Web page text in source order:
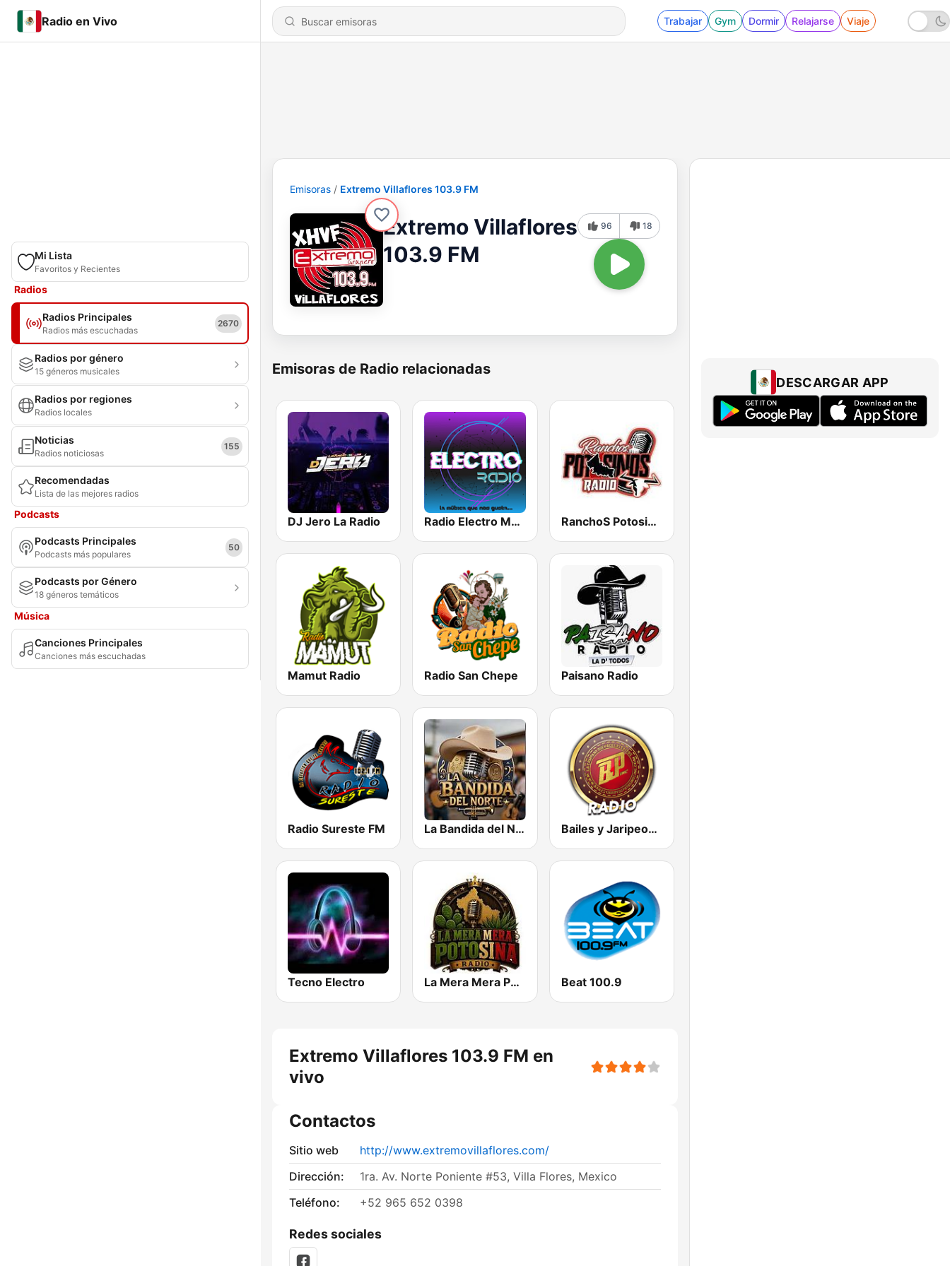
Radio en Vivo Trabajar Gym Dormir Relajarse Viaje
Mi Lista
Favoritos y Recientes
Radios
Radios Principales
Radios más escuchadas
2670
Radios por género
15 géneros musicales
Radios por regiones
Radios locales
Noticias
Radios noticiosas
155
Recomendadas
Lista de las mejores radios
Podcasts
Podcasts Principales
Podcasts más populares
50
Podcasts por Género
18 géneros temáticos
Música
Canciones Principales
Canciones más escuchadas
Emisoras Extremo Villaflores 103.9 FM
Extremo Villaflores
103.9 FM
96 18
Emisoras de Radio relacionadas
DJ Jero La Radio Radio Electro México RanchoS PotosinoS Radio
Mamut Radio Radio San Chepe Paisano Radio
Radio Sureste FM La Bandida del Norte Bailes y Jaripeos Potosinos
Tecno Electro La Mera Mera Potosina Beat 100.9
Extremo Villaflores 103.9 FM en
vivo
Contactos
Sitio web
http://www.extremovillaflores.com/
Dirección:
1ra. Av. Norte Poniente #53, Villa Flores, Mexico
Teléfono:
+52 965 652 0398
Redes sociales
DESCARGAR APP